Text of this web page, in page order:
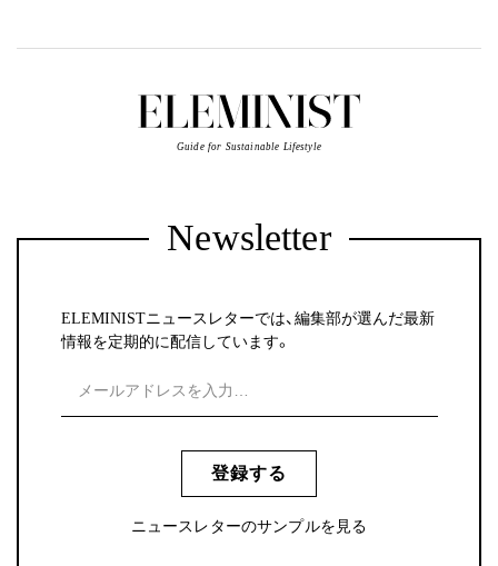
Guide for Sustainable Lifestyle
Newsletter
ELEMINISTニュースレターでは、編集部が選んだ最新
情報を定期的に配信しています。
登録する
ニュースレターのサンプルを見る